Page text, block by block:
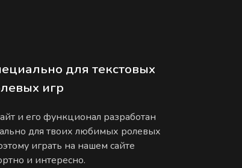
для текстовых
игр
и его функционал разработан
для твоих любимых ролевых
играть на нашем сайте
и интересно.